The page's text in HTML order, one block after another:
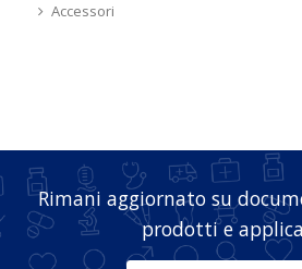
Accessori
Rimani aggiornato su
prodotti e